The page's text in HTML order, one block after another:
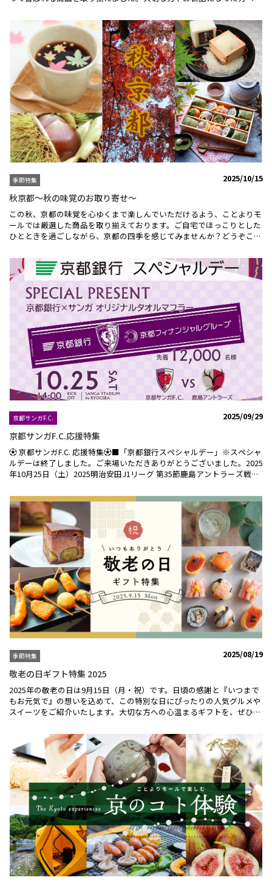
のすべてはこちらから＞＞＼ 【モリタ屋】京都肉ロースすき焼き用 ／
京都肉ロースのすき焼きで冬の贅沢を贈ろう♪京都肉ロースはきめ細や
かな脂が誘う上質な舌ざわりは、まるでシルクのような繊細ななめらか
さ！是非すき焼きにてご賞味ください。【下鴨茶寮】 料亭のぶりしゃ
ぶ鍋 はこちらから＞＞＼ 【わらびの里】料亭の彩り個鍋／料亭の和風
だしをベースにした個食鍋の詰合せです！冷凍のまま電子レンジ温める
だけで、手軽に本格的な味を楽しめる、寒い冬にぴったりの逸品です。
【鍵善良房】園の賑い はこちらから＞＞＼【土井志ば漬本舗】 秋冬
京のはんなり漬／人気の浅漬と定番人気のお漬物を厳選して詰合わせた
ギフトセットです♪野菜の旨味をそのまま生かした、豊かな風味を存分
にお楽しみください。【嵐山熊彦】熊彦米3kg令和7年度産新米 はこち
らから＞＞＼ 【玉乃光酒造】蔵元おすすめ はじめての玉乃光セット
／すっきりとしていながらも、雄町米の味わい深い逸品♪酒造りを続け
て350年。玉乃光酒造が醸す、定番から変わり種まで飲み比べができる
セットです。
季節特集 2025/10/15
秋京都～秋の味覚のお取り寄せ～
この秋、京都の味覚を心ゆくまで楽しんでいただけるよう、ことよりモ
ールでは厳選した商品を取り揃えております。ご自宅でほっこりとした
ひとときを過ごしながら、京都の四季を感じてみませんか？どうぞこの
お楽しみください。＼【亀屋良長】浮き寄せ(紅葉）／飲み物に浮かせ
て京の四季をお楽しみください♪産学連携による、ことよりモール限定
商品。学生さんのアイデアと伝統技術を組み合わせ、浮かせて楽しむ今
までにない美しく楽しいお菓子。「丹波栗のモンブラン」はこちらから
＞＞＼【菓子職人】秋ギフト／焼き菓子9コ・ロトンヌ2コ・クッキーポ
ット2袋・プチボヌール1枚合計14点。豪華な詰合せ！祭菓「古都の秋」
はこちらから＞＞＼【嵐山熊彦】熊彦米3kg 令和7年度産新米 ／京都
の料亭「嵐山熊彦」のお店で使用している、特別栽培米！ことよりモー
ル限定商品。美山の豊かな自然に囲まれた環境で、清流と肥沃な土を活
かした栽培方法で作られたお米です。「丹波栗 生栗 3L 1Kg」はこちら
から＞＞――秋奈良もあります♪＼【わさび葉寿しうめもり】秋の味覚 季
節の手鞠わさび葉寿し秋 ／秋の味覚と奈良の名物を詰めた秋限定商品
♪ 秋刀魚やあんぽ柿を、古都・奈良を感じる柿の葉寿司に仕上げ期間
限定商品！
京都サンガF.C. 2025/09/29
京都サンガF.C.応援特集
⚽ 京都サンガF.C. 応援特集⚽■「京都銀行スペシャルデー」※スペシャ
ルデーは終了しました。ご来場いただきありがとうございました。2025
年10月25日（土）2025明治安田J1リーグ 第35節鹿島アントラーズ戦は
ジナルタオルマフラー」先着12,000名様プレゼントやご来場の皆さまが
楽しんでいただけるスペシャルデーイベントを多数ご用意してホームゲ
ームを盛り上げます！ご家族、ご友人をお誘い合わせの上、サンガスタ
ジアム by KYOCERAへご来場ください。※「お楽しみ抽選会」は終了し
ました。ご来場いただきありがとうございました。■京都サンガF.C.応
援特集ことよりモールでは、今シーズンも「京都サンガF.C.応援特集」
を実施しております。京都サンガF.C.のオフィシャルスポンサー・サポ
ートカンパニーの商品をラインナップしました。ことよりモールを利用
して、スタジアムへ行こう！！⚽京都サンガF.C.コラボ焼酎 金賞焼酎
180ml２本セット⚽古都の煌 長期貯蔵とろりとしたなめらかな口当たり
と、甘やかで奥行きのある香りが広がる芳醇な味わいは、極上の逸品で
す。【おすすめの飲み方】オンザロック、ストレート、お湯割りで一層
の香りが広がります。ときはいま オーク樽貯蔵甘やかな紫芋焼酎本来の
香りとオーク樽の香りが絶妙のバランスで融合した新たな味わいの焼酎
です。【おすすめの飲み方】オンザロック、ハイボール、ナッツやスイ
ーツとの相性も良いです。「京都サンガF.C.コラボ焼酎 金賞焼酎720ml
２本セット」はこちら＞＞⚽京まかろん紫いも６個入+ほんの気持ちの
楽しみください♪亀岡産紫いも「パープルスイートロード」を使用した
京まかろん。紫いもを蒸し、皮やクリームに混ぜ込み、職人が丁寧に手
作業で仕上げた繊細な風味と食感が特徴です。「京まかろん紫いも」は
で精米日から８か月の賞味期限で鮮度長持ち♪「京都サンガF.C.」応援
米です。地元の京都丹波産こしひかりを使用しており、ご購入頂くこと
により京都サンガF.C.への支援となります。京都サンガF.C応援特集の全
ての商品はこちら＞＞
季節特集 2025/08/19
敬老の日ギフト特集 2025
2025年の敬老の日は9月15日（月・祝）です。日頃の感謝と『いつまで
もお元気で』の想いを込めて、この特別な日にぴったりの人気グルメや
スイーツをご紹介いたします。大切な方への心温まるギフトを、ぜひお
るで宝石箱のような、心ときめくお寿司♪わさびの葉で巻いた「手鞠わ
さび葉寿し」や「わさび巻」や、もちもちの黒米に穴子と奈良の名産・
奈良漬けを合わせた「古代あなら寿し」など、うめもりでしか味わえな
いオリジナルの商品の詰め合わせです。敬老の日特別包装でお送りしま
す。串かつ凡ミシュランセット３人前はこちら■宝泉堂 しぼり豆丹波
黒大寿ふっくら柔らかい上品な味わいの黒豆♪高品質で大粒の厳選丹波
黒大豆を使用。一粒一粒がほんのりとした甘さと独特の風味を持つのが
特徴です。籠に入った食べきりサイズで、手土産やギフトにも最適で
す。栗糸モンブラン 栗、いとをかしはこちら■大和茶大福専門店
GRANCHA 口福「極プリン」風味豊かな大和茶の旨味をダイレクトに
感じるプリン♪北海道産生クリーム、吉野のこだわりたまごなど厳選素
材を使用。口に入れた瞬間、大和茶の風味が広がります。とろける食
感、濃厚な味わい、大和茶の旨味をお楽しみいただけます。敬老の日特
集はこちら